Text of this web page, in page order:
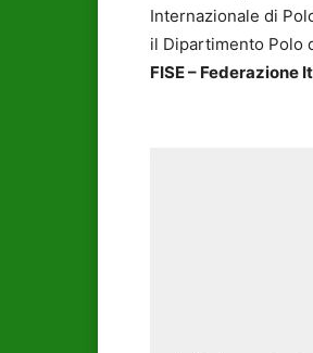
Internazionale di
il Dipartimento Polo
FISE – Federazione